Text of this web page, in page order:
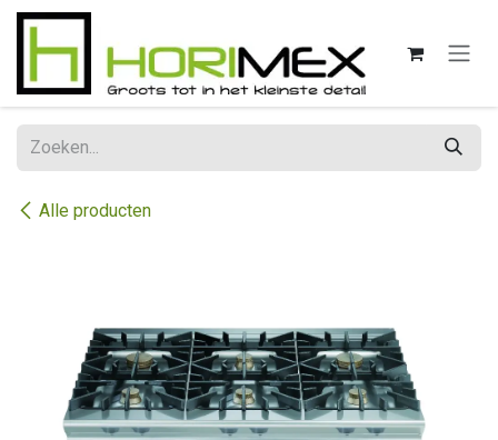
Overslaan naar inhoud
Alle producten